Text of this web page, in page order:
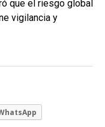
que el riesgo global
vigilancia y